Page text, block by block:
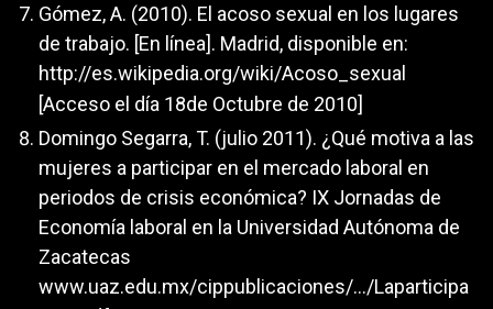
Gómez, A. (2010). El acoso sexual en los lugares
de trabajo. [En línea]. Madrid, disponible en:
http://es.wikipedia.org/wiki/Acoso_sexual
[Acceso el día 18de Octubre de 2010]
Domingo Segarra, T. (julio 2011). ¿Qué motiva a las
mujeres a participar en el mercado laboral en
periodos de crisis económica? IX Jornadas de
Economía laboral en la Universidad Autónoma de
Zacatecas
www.uaz.edu.mx/cippublicaciones/.../Laparticipa